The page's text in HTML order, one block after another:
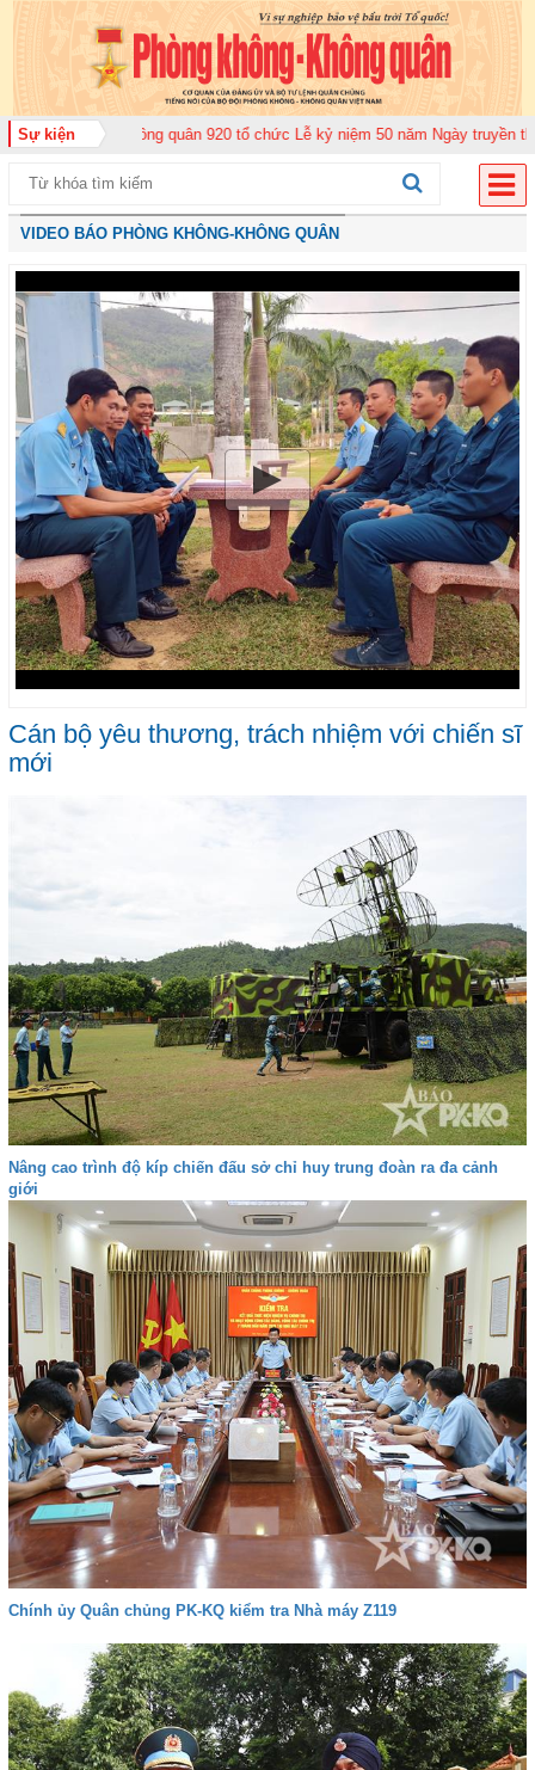
Sự kiện
Không quân 920 tổ chức Lễ kỷ niệm 50 năm Ngày truyền thống (12-11-
VIDEO BÁO PHÒNG KHÔNG-KHÔNG QUÂN
Cán bộ yêu thương, trách nhiệm với chiến sĩ
mới
Nâng cao trình độ kíp chiến đấu sở chỉ huy trung đoàn ra đa cảnh
giới
Chính ủy Quân chủng PK-KQ kiểm tra Nhà máy Z119